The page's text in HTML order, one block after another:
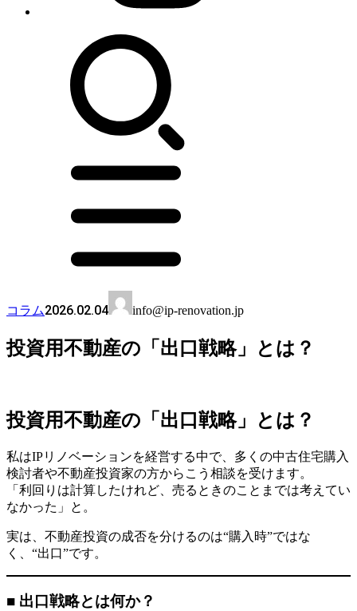
コラム2026.02.04 info@ip-renovation.jp
投資用不動産の「出口戦略」とは？
投資用不動産の「出口戦略」とは？
私はIPリノベーションを経営する中で、多くの中古住宅購入
検討者や不動産投資家の方からこう相談を受けます。
「利回りは計算したけれど、売るときのことまでは考えてい
なかった」と。
実は、不動産投資の成否を分けるのは“購入時”ではな
く、“出口”です。
■ 出口戦略とは何か？